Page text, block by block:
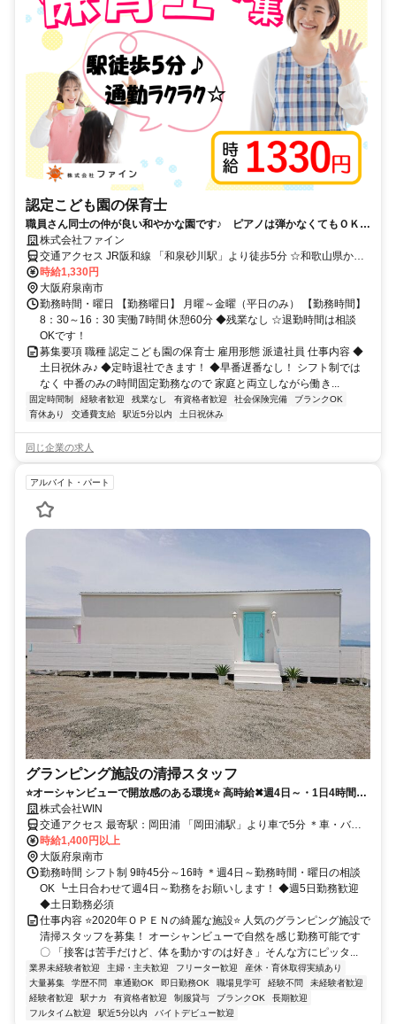
認定こども園の保育士
職員さん同士の仲が良い和やかな園です♪ ピアノは弾かなくてもＯＫ
☆ 早番遅番なし！
株式会社ファイン
交通アクセス JR阪和線 「和泉砂川駅」より徒歩5分 ☆和歌山県から
も通勤圏内です
時給1,330円
大阪府泉南市
勤務時間・曜日 【勤務曜日】 月曜～金曜（平日のみ） 【勤務時間】
8：30～16：30 実働7時間 休憩60分 ◆残業なし ☆退勤時間は相談
OKです！
募集要項 職種 認定こども園の保育士 雇用形態 派遣社員 仕事内容 ◆
土日祝休み♪ ◆定時退社できます！ ◆早番遅番なし！ シフト制では
なく 中番のみの時間固定勤務なので 家庭と両立しながら働き...
固定時間制 経験者歓迎 残業なし 有資格者歓迎 社会保険完備
ブランクOK
育休あり
交通費支給 駅近5分以内 土日祝休み
同じ企業の求人
アルバイト・パート
グランピング施設の清掃スタッフ
⭐オーシャンビューで開放感のある環境⭐ 高時給✖週4日～・1日4時間～
相談OKのシフト制〇
株式会社WIN
交通アクセス 最寄駅：岡田浦 「岡田浦駅」より車で5分 ＊車・バイ
ク・自転車通勤ＯＫ！ ＊施設内に車を駐車することが可能です！
時給1,400円以上
大阪府泉南市
勤務時間 シフト制 9時45分～16時 ＊週4日～勤務時間・曜日の相談
OK ┗土日合わせて週4日～勤務をお願いします！ ◆週5日勤務歓迎
◆土日勤務必須
仕事内容 ⭐️2020年ＯＰＥＮの綺麗な施設⭐️ 人気のグランピング施設で
清掃スタッフを募集！ オーシャンビューで自然を感じ勤務可能です
〇 「接客は苦手だけど、体を動かすのは好き」そんな方にピッタ...
業界未経験者歓迎 主婦・主夫歓迎 フリーター歓迎
産休・育休取得実績あり
大量募集
学歴不問 車通勤OK 即日勤務OK 職場見学可 経験不問
未経験者歓迎
経験者歓迎
駅ナカ 有資格者歓迎 制服貸与 ブランクOK
長期歓迎
フルタイム歓迎
駅近5分以内 バイトデビュー歓迎